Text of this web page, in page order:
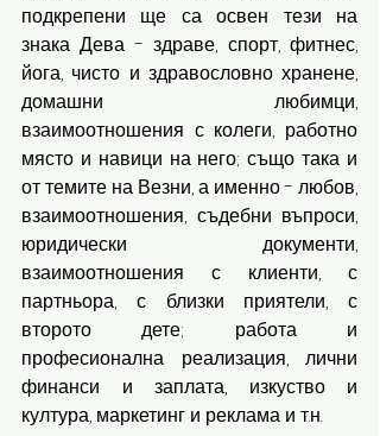
подкрепени ще са освен тези на
знака Дева - здраве, спорт, фитнес,
йога, чисто и здравословно хранене,
домашни любимци,
взаимоотношения с колеги, работно
място и навици на него; също така и
от темите на Везни, а именно - любов,
взаимоотношения, съдебни въпроси,
юридически документи,
взаимоотношения с клиенти, с
партньора, с близки приятели, с
второто дете; работа и
професионална реализация, лични
финанси и заплата, изкуство и
култура, маркетинг и реклама и т.н.